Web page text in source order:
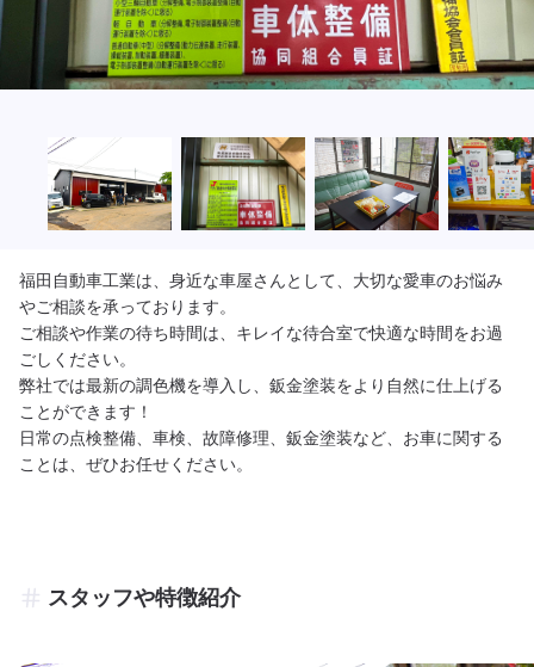
福田自動車工業は、身近な車屋さんとして、大切な愛車のお悩み
やご相談を承っております。
ご相談や作業の待ち時間は、キレイな待合室で快適な時間をお過
ごしください。
弊社では最新の調色機を導入し、鈑金塗装をより自然に仕上げる
ことができます！
日常の点検整備、車検、故障修理、鈑金塗装など、お車に関する
スタッフや特徴紹介